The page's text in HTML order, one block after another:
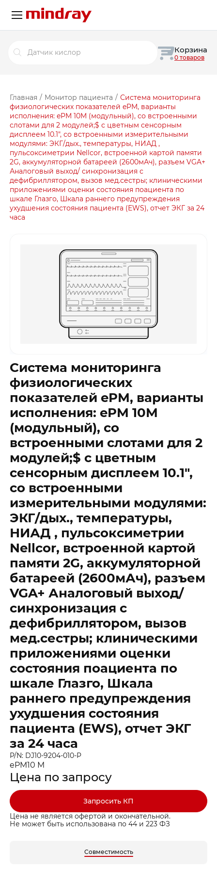
товаров
Корзина
0 товаров
Главная / Монитор пациента / Система мониторинга
физиологических показателей ePM, варианты
исполнения: ePM 10M (модульный), со встроенными
слотами для 2 модулей;$ с цветным сенсорным
дисплеем 10.1″, со встроенными измерительными
модулями: ЭКГ/дых., температуры, НИАД ,
пульсоксиметрии Nellcor, встроенной картой памяти
2G, аккумуляторной батареей (2600мАч), разъем VGA+
Аналоговый выход/ синхронизация с
дефибриллятором, вызов мед.сестры; клиническими
приложениями оценки состояния поациента по
шкале Глазго, Шкала раннего предупреждения
ухудшения состояния пациента (EWS), отчет ЭКГ за 24
часа
Система мониторинга
физиологических
показателей ePM, варианты
исполнения: ePM 10M
(модульный), со
встроенными слотами для 2
модулей;$ с цветным
сенсорным дисплеем 10.1″,
со встроенными
измерительными модулями:
ЭКГ/дых., температуры,
НИАД , пульсоксиметрии
Nellcor, встроенной картой
памяти 2G, аккумуляторной
батареей (2600мАч), разъем
VGA+ Аналоговый выход/
синхронизация с
дефибриллятором, вызов
мед.сестры; клиническими
приложениями оценки
состояния поациента по
шкале Глазго, Шкала
раннего предупреждения
ухудшения состояния
пациента (EWS), отчет ЭКГ
за 24 часа
P/N: DJ10-9204-010-P
ePM10 M
Цена по запросу
Запросить КП
Цена не является офертой и окончательной.
Не может быть использована по 44 и 223 ФЗ
Совместимость
Ваше КП скоро будет доставлено на почту
Мы скоро с вами свяжемся
Заказать звонок
Оставьте ваши контакты ниже и
мы подготовим для вас
Быстрая покупка
Выбранные товары
Ваша корзина пуста
Оставьте ваши контакты ниже и
мы подготовим для вас